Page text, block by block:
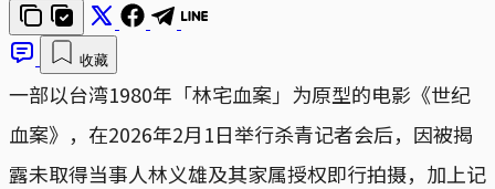
收藏
一部以台湾1980年「林宅血案」为原型的电影《世纪
血案》，在2026年2月1日举行杀青记者会后，因被揭
露未取得当事人林义雄及其家属授权即行拍摄，加上记